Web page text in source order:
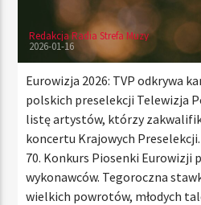
Redakcja Radia Strefa Muzy
2026-01-16
Eurowizja 2026: TVP odkrywa
polskich preselekcji Telewizja
listę artystów, którzy
koncertu Krajowych
70. Konkurs Piosenki Eurowizji
wykonawców. Tegoroczna
wielkich powrotów, młodych